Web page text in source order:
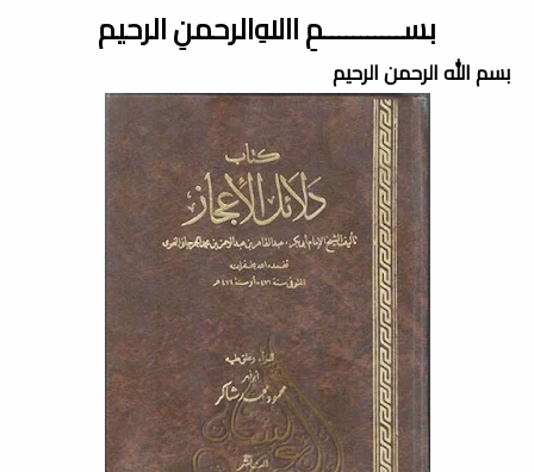
بســـــــــــمِ اﷲِالرحمنِ الرحيم
بسم الله الرحمن الرحيم